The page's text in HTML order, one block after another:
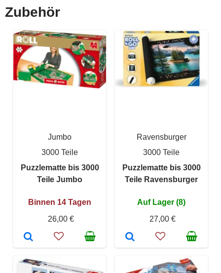
Zubehör
Jumbo
3000 Teile
Puzzlematte bis 3000
Teile Jumbo
Binnen 14 Tagen
26,00 €
Ravensburger
3000 Teile
Puzzlematte bis 3000
Teile Ravensburger
Auf Lager (8)
27,00 €